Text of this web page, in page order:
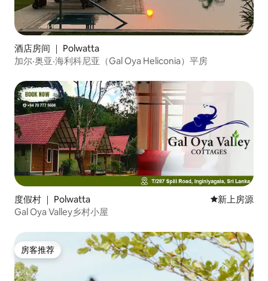
酒店房间 ｜ Polwatta
加尔·奥亚·海利科尼亚（Gal Oya Heliconia）平房
度假村 ｜ Polwatta 新房源
新上房源
Gal Oya Valley乡村小屋
房客推荐
房客推荐